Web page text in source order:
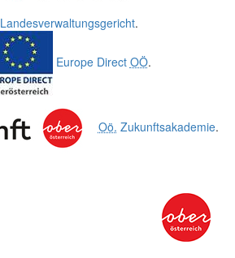
Landesverwaltungsgericht.
Europe Direct OÖ.
Oö. Zukunftsakademie.